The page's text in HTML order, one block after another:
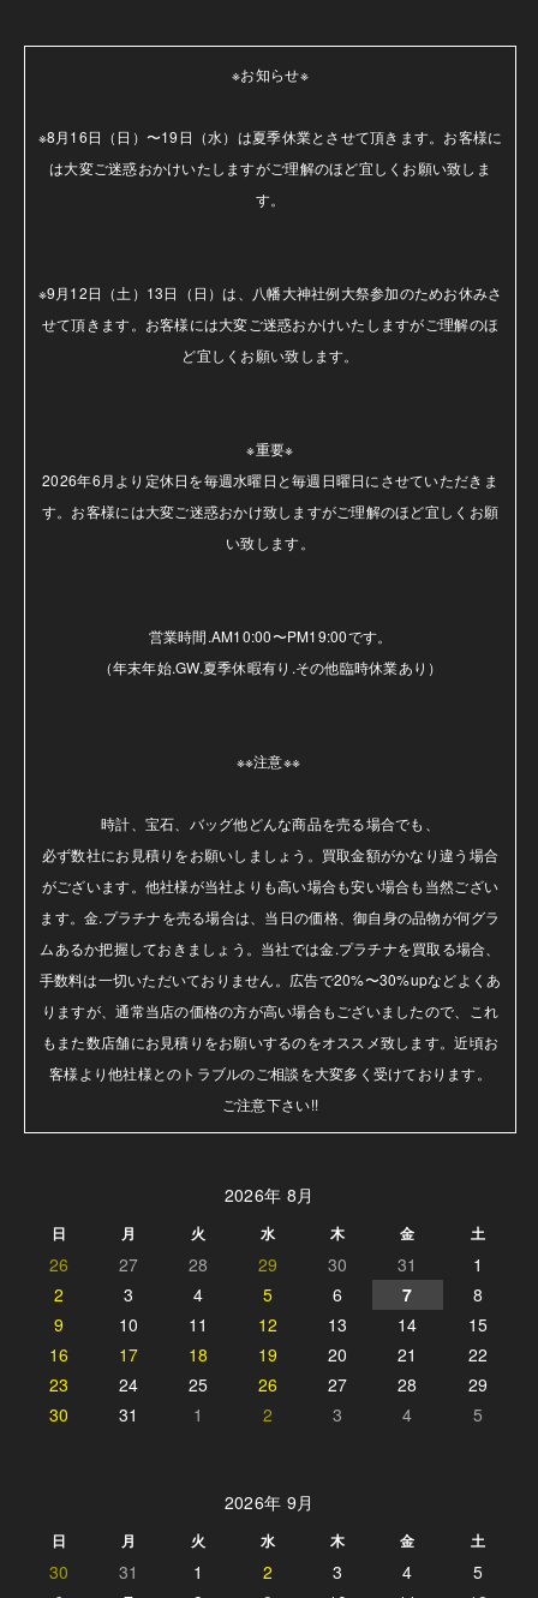
※お知らせ※
※8月16日（日）〜19日（水）は夏季休業とさせて頂きます。お客様に
は大変ご迷惑おかけいたしますがご理解のほど宜しくお願い致しま
す。
※9月12日（土）13日（日）は、八幡大神社例大祭参加のためお休みさ
せて頂きます。お客様には大変ご迷惑おかけいたしますがご理解のほ
ど宜しくお願い致します。
※重要※
2026年6月より定休日を毎週水曜日と毎週日曜日にさせていただきま
す。お客様には大変ご迷惑おかけ致しますがご理解のほど宜しくお願
い致します。
営業時間.AM10:00〜PM19:00です。
（年末年始.GW.夏季休暇有り.その他臨時休業あり）
※※注意※※
時計、宝石、バッグ他どんな商品を売る場合でも、
必ず数社にお見積りをお願いしましょう。買取金額がかなり違う場合
がございます。他社様が当社よりも高い場合も安い場合も当然ござい
ます。金.プラチナを売る場合は、当日の価格、御自身の品物が何グラ
ムあるか把握しておきましょう。当社では金.プラチナを買取る場合、
手数料は一切いただいておりません。広告で20%〜30%upなどよくあ
りますが、通常当店の価格の方が高い場合もございましたので、これ
もまた数店舗にお見積りをお願いするのをオススメ致します。近頃お
客様より他社様とのトラブルのご相談を大変多く受けております。
ご注意下さい!!
2026年 8月
日 月 火 水 木 金 土
26 27 28 29 30 31
1
2
3 4 5 6 7
8
9
10 11 12 13 14
15
16
17 18 19 20 21
22
23
24 25 26 27 28
29
30
31 1 2 3 4 5
2026年 9月
日 月 火 水 木 金 土
30 31 1 2 3 4
5